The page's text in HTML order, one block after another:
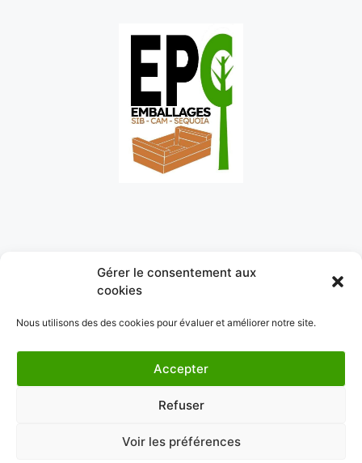
Gérer le consentement aux
cookies
Nous utilisons des des cookies pour évaluer et améliorer notre site.
Accepter
Refuser
Voir les préférences
© 2026 EPC Emballages bois 79-49-85-86-44